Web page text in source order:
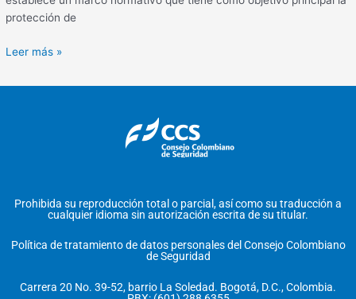
protección de
Leer más »
Prohibida su reproducción total o parcial, así como su traducción a
cualquier idioma sin autorización escrita de su titular.
Política de tratamiento de datos personales del Consejo Colombiano
de Seguridad
Carrera 20 No. 39-52, barrio La Soledad. Bogotá, D.C., Colombia.